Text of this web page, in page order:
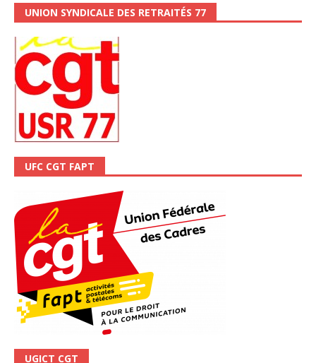
UNION SYNDICALE DES RETRAITÉS 77
UFC CGT FAPT
UGICT CGT